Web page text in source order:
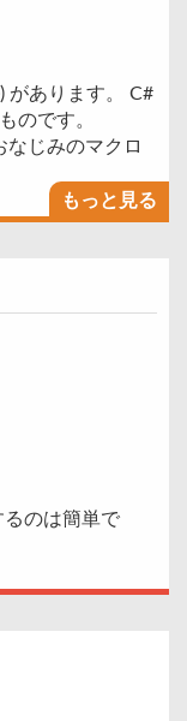
があります。 C#
のです。
なじみのマクロ
もっと見る
るのは簡単で